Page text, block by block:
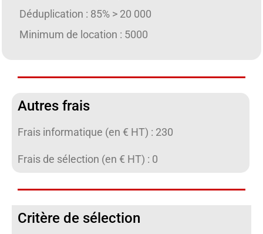
Déduplication : 85% > 20 000
Minimum de location : 5000
Autres frais
Frais informatique (en € HT) : 230
Frais de sélection (en € HT) : 0
Critère de sélection